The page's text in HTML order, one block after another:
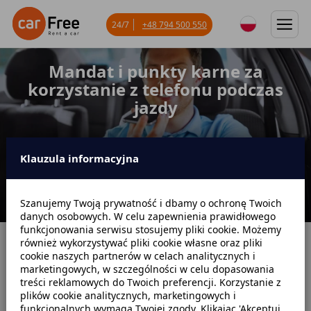
Mandat i punkty karne za
korzystanie z telefonu podczas
jazdy
24/7 +48 794 500 550
Strona główna Blog
Mandaty
Mandat i punkty karne za korzystanie z telefonu podczas jazdy
Klauzula informacyjna
Szanujemy Twoją prywatność i dbamy o ochronę Twoich
danych osobowych. W celu zapewnienia prawidłowego
funkcjonowania serwisu stosujemy pliki cookie. Możemy
również wykorzystywać pliki cookie własne oraz pliki
cookie naszych partnerów w celach analitycznych i
marketingowych, w szczególności w celu dopasowania
treści reklamowych do Twoich preferencji. Korzystanie z
plików cookie analitycznych, marketingowych i